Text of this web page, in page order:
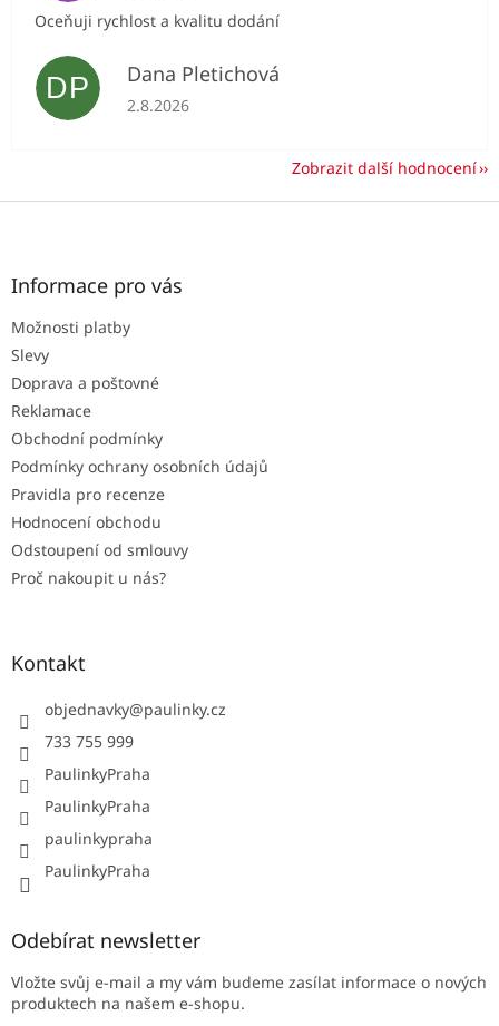
Oceňuji rychlost a kvalitu dodání
DP Dana Pletichová
Hodnocení obchodu je 5 z 5 hvězdiček.
2.8.2026
Zobrazit další hodnocení
Z
Informace pro vás
Možnosti platby
Slevy
Doprava a poštovné
Reklamace
Obchodní podmínky
Podmínky ochrany osobních údajů
Pravidla pro recenze
Hodnocení obchodu
Odstoupení od smlouvy
Proč nakoupit u nás?
Kontakt
objednavky@paulinky.cz
733 755 999
PaulinkyPraha
PaulinkyPraha
paulinkypraha
PaulinkyPraha
Odebírat newsletter
Vložte svůj e-mail a my vám budeme zasílat informace o nových
produktech na našem e-shopu.